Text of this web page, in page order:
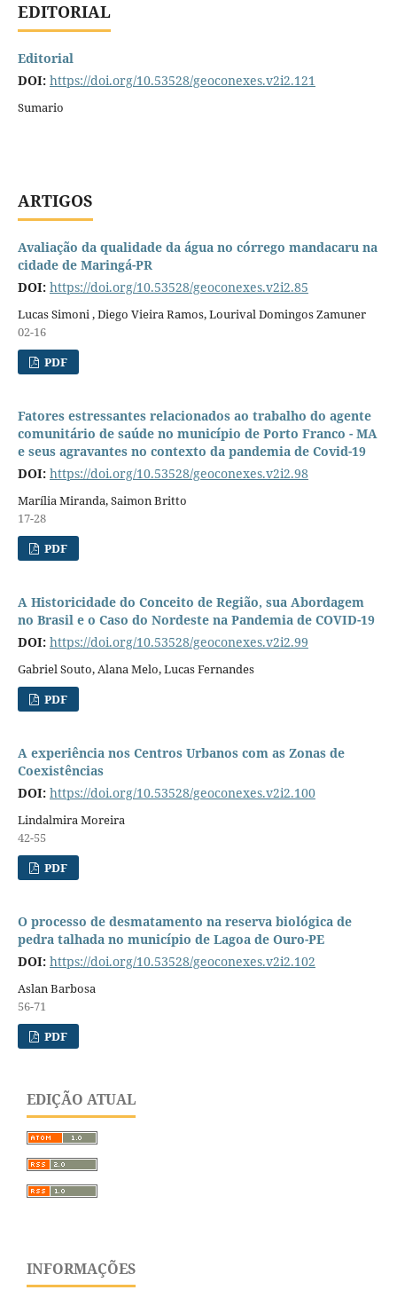
EDITORIAL
Editorial
DOI: https://doi.org/10.53528/geoconexes.v2i2.121
Sumario
ARTIGOS
Avaliação da qualidade da água no córrego mandacaru na
cidade de Maringá-PR
DOI: https://doi.org/10.53528/geoconexes.v2i2.85
Lucas Simoni , Diego Vieira Ramos, Lourival Domingos Zamuner
02-16
PDF
Fatores estressantes relacionados ao trabalho do agente
comunitário de saúde no município de Porto Franco - MA
e seus agravantes no contexto da pandemia de Covid-19
DOI: https://doi.org/10.53528/geoconexes.v2i2.98
Marília Miranda, Saimon Britto
17-28
PDF
A Historicidade do Conceito de Região, sua Abordagem
no Brasil e o Caso do Nordeste na Pandemia de COVID-19
DOI: https://doi.org/10.53528/geoconexes.v2i2.99
Gabriel Souto, Alana Melo, Lucas Fernandes
PDF
A experiência nos Centros Urbanos com as Zonas de
Coexistências
DOI: https://doi.org/10.53528/geoconexes.v2i2.100
Lindalmira Moreira
42-55
PDF
O processo de desmatamento na reserva biológica de
pedra talhada no município de Lagoa de Ouro-PE
DOI: https://doi.org/10.53528/geoconexes.v2i2.102
Aslan Barbosa
56-71
PDF
EDIÇÃO ATUAL
INFORMAÇÕES